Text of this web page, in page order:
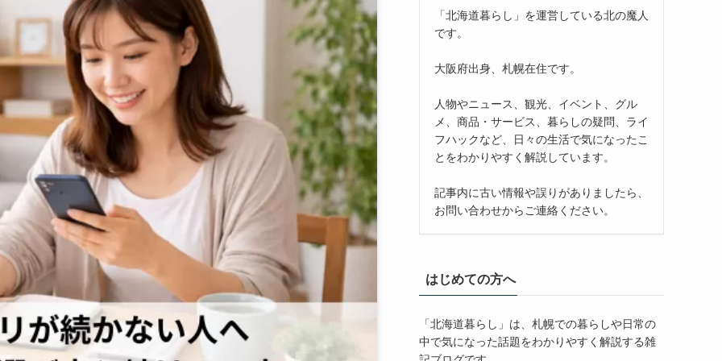
「北海道暮らし」を運営している北の魔人
です。
大阪府出身、札幌在住です。
人物やニュース、観光、イベント、グル
メ、商品・サービス、暮らしの疑問、ライ
フハックなど、日々の生活で気になったこ
とをわかりやすく解説しています。
記事内に古い情報や誤りがありましたら、
お問い合わせからご連絡ください。
はじめての方へ
「北海道暮らし」は、札幌での暮らしや日常の
中で気になった話題をわかりやすく解説する雑